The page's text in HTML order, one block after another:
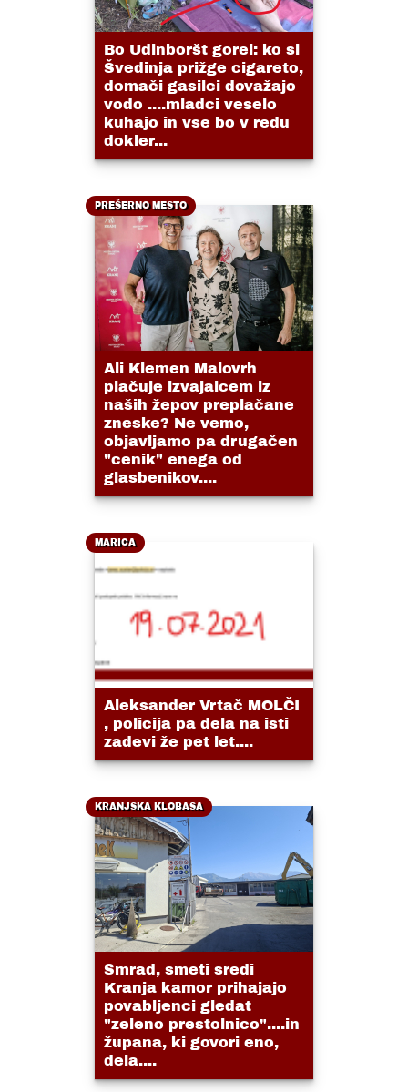
Bo Udinboršt gorel: ko si
Švedinja prižge cigareto,
domači gasilci dovažajo
vodo ....mladci veselo
kuhajo in vse bo v redu
dokler...
PREŠERNO MESTO
Ali Klemen Malovrh
plačuje izvajalcem iz
naših žepov preplačane
zneske? Ne vemo,
objavljamo pa drugačen
"cenik" enega od
glasbenikov....
MARICA
Aleksander Vrtač MOLČI
, policija pa dela na isti
zadevi že pet let....
KRANJSKA KLOBASA
Smrad, smeti sredi
Kranja kamor prihajajo
povabljenci gledat
"zeleno prestolnico"....in
župana, ki govori eno,
dela....